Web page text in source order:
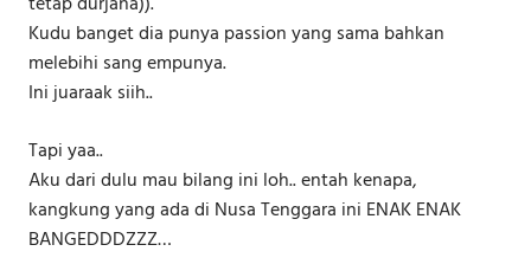
Kudu banget dia punya passion yang sama bahkan
melebihi sang empunya.
Ini juaraak siih..
Tapi yaa..
Aku dari dulu mau bilang ini loh.. entah kenapa,
kangkung yang ada di Nusa Tenggara ini ENAK ENAK
BANGEDDDZZZ…